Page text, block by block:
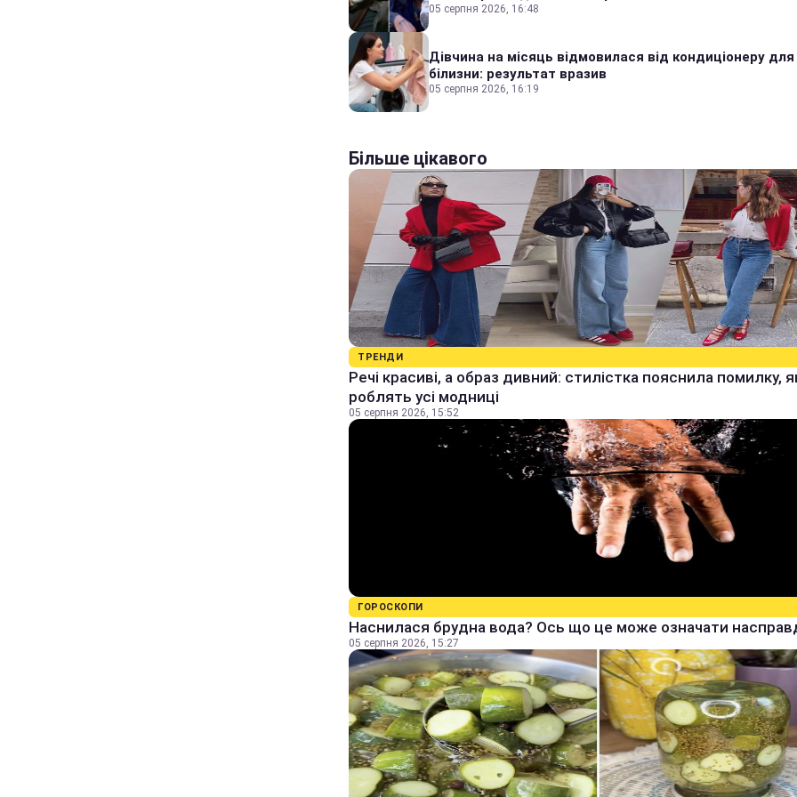
05 серпня 2026, 16:48
Дівчина на місяць відмовилася від кондиціонеру для
білизни: результат вразив
05 серпня 2026, 16:19
Більше цікавого
ТРЕНДИ
Речі красиві, а образ дивний: стилістка пояснила помилку,
роблять усі модниці
05 серпня 2026, 15:52
ГОРОСКОПИ
Наснилася брудна вода? Ось що це може означати
05 серпня 2026, 15:27